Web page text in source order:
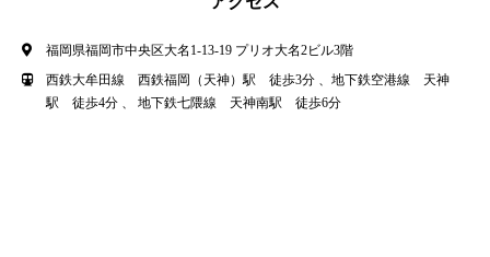
福岡県福岡市中央区大名1-13-19 プリオ大名2ビル3階
西鉄大牟田線 西鉄福岡（天神）駅 徒歩3分 、地下鉄空港線 天神
駅 徒歩4分 、 地下鉄七隈線 天神南駅 徒歩6分